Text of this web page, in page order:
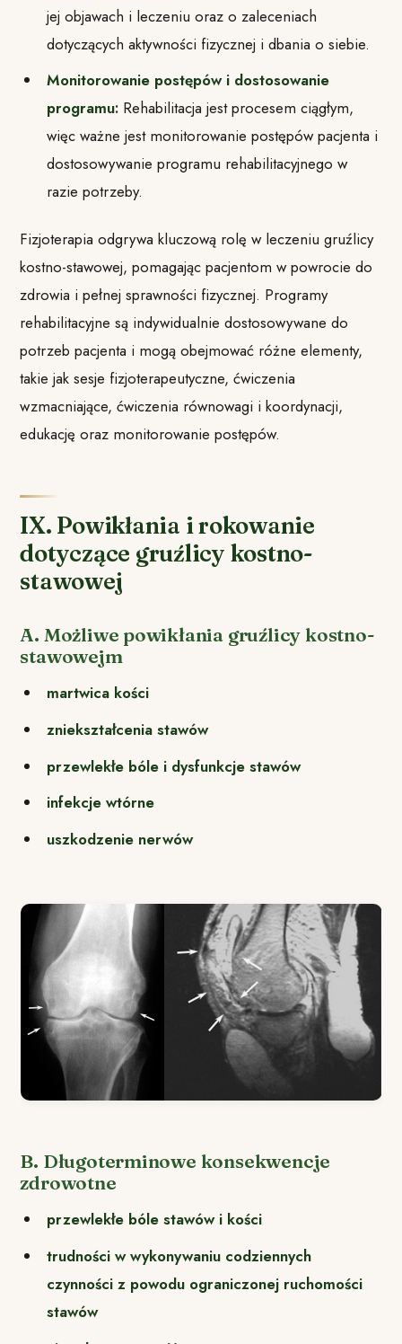
jej objawach i leczeniu oraz o zaleceniach
dotyczących aktywności fizycznej i dbania o siebie.
Monitorowanie postępów i dostosowanie
programu: Rehabilitacja jest procesem ciągłym,
więc ważne jest monitorowanie postępów pacjenta i
dostosowywanie programu rehabilitacyjnego w
razie potrzeby.
Fizjoterapia odgrywa kluczową rolę w leczeniu gruźlicy
kostno-stawowej, pomagając pacjentom w powrocie do
zdrowia i pełnej sprawności fizycznej. Programy
rehabilitacyjne są indywidualnie dostosowywane do
potrzeb pacjenta i mogą obejmować różne elementy,
takie jak sesje fizjoterapeutyczne, ćwiczenia
wzmacniające, ćwiczenia równowagi i koordynacji,
edukację oraz monitorowanie postępów.
IX. Powikłania i rokowanie
dotyczące gruźlicy kostno-
stawowej
A. Możliwe powikłania gruźlicy kostno-
stawowejm
martwica kości
zniekształcenia stawów
przewlekłe bóle i dysfunkcje stawów
infekcje wtórne
uszkodzenie nerwów
B. Długoterminowe konsekwencje
zdrowotne
przewlekłe bóle stawów i kości
trudności w wykonywaniu codziennych
czynności z powodu ograniczonej ruchomości
stawów